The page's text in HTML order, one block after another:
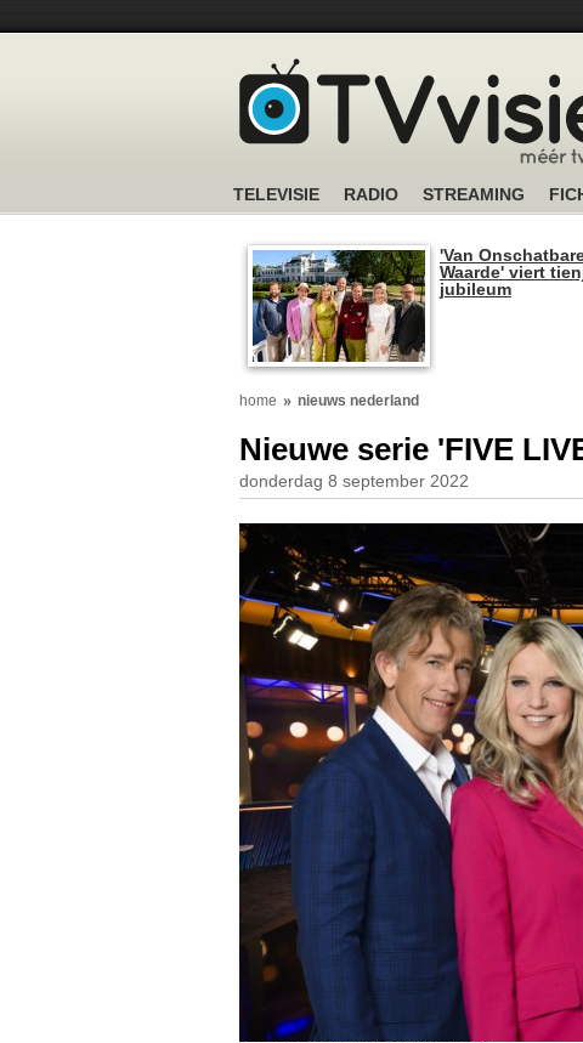
TELEVISIE RADIO STREAMING
'Van
Waarde' viert
jubileum
home nieuws nederland
Nieuwe serie 'FIVE
donderdag 8 september 2022